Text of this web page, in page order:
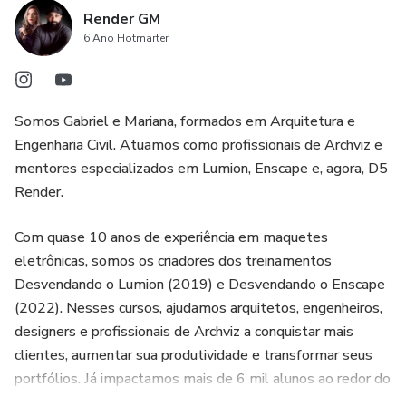
paisagismo ou qualquer outra área, o pacote conta com
uma diversidade de blocos que atendem às necessidades
de diferentes projetos.
4. Facilidade de acesso: O pack é disponibilizado em duas
partes, com os links de acesso ao drive dentro de um
arquivo em PDF. Isso facilita o download e a organização
rápido e prático aos recursos necessários para seus
projetos no SketchUp.
Render GM
6 Ano Hotmarter
Somos Gabriel e Mariana, formados em Arquitetura e
Engenharia Civil. Atuamos como profissionais de Archviz e
mentores especializados em Lumion, Enscape e, agora, D5
Render.
Com quase 10 anos de experiência em maquetes
eletrônicas, somos os criadores dos treinamentos
Desvendando o Lumion (2019) e Desvendando o Enscape
(2022). Nesses cursos, ajudamos arquitetos, engenheiros,
designers e profissionais de Archviz a conquistar mais
clientes, aumentar sua produtividade e transformar seus
portfólios. Já impactamos mais de 6 mil alunos ao redor do